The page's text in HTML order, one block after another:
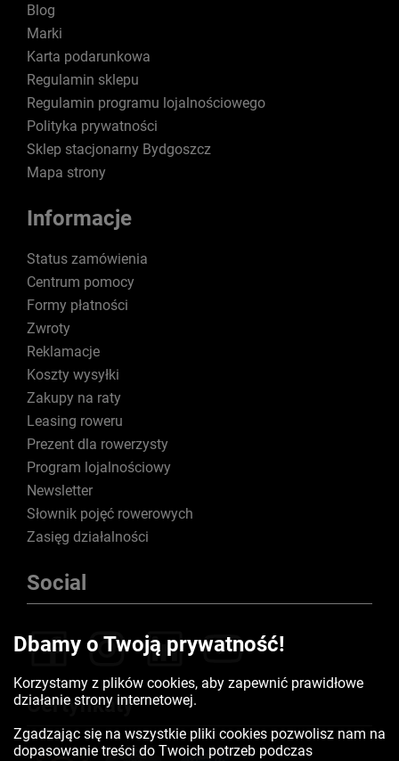
Blog
Marki
Karta podarunkowa
Regulamin sklepu
Regulamin programu lojalnościowego
Polityka prywatności
Sklep stacjonarny Bydgoszcz
Mapa strony
Informacje
Status zamówienia
Centrum pomocy
Formy płatności
Zwroty
Reklamacje
Koszty wysyłki
Zakupy na raty
Leasing roweru
Prezent dla rowerzysty
Program lojalnościowy
Newsletter
Słownik pojęć rowerowych
Zasięg działalności
Social
Certyfikaty
Dbamy o Twoją prywatność!
Korzystamy z plików cookies, aby zapewnić prawidłowe
działanie strony internetowej.
Zgadzając się na wszystkie pliki cookies pozwolisz nam na
dopasowanie treści do Twoich potrzeb podczas